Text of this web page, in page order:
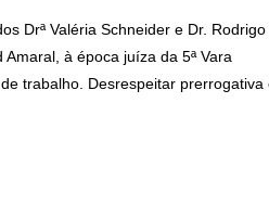
Drª Valéria Schneider e Dr. Rodrigo
à época juíza da 5ª Vara
trabalho. Desrespeitar prerrogativa